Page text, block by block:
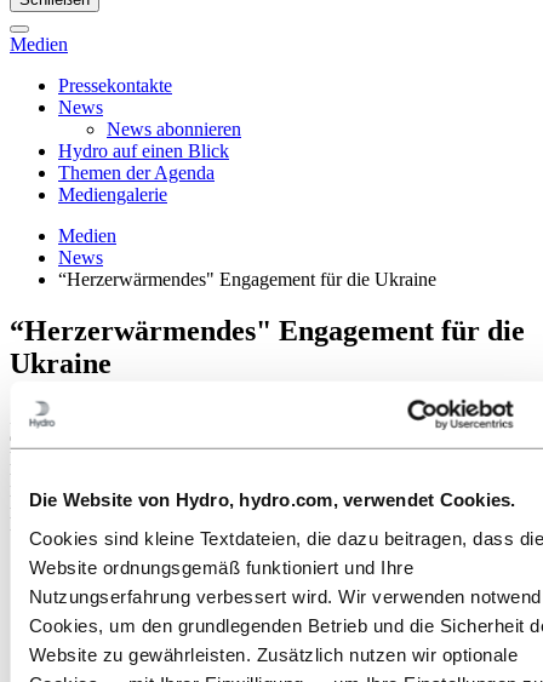
Die Website von Hydro, hydro.com, verwendet Cookies.
Cookies sind kleine Textdateien, die dazu beitragen, dass die
Website ordnungsgemäß funktioniert und Ihre
Nutzungserfahrung verbessert wird. Wir verwenden
Cookies, um den grundlegenden Betrieb und die Sicherheit
Website zu gewährleisten. Zusätzlich nutzen wir optionale
Medien
Pressekontakte
News
News abonnieren
Hydro auf einen Blick
Themen der Agenda
Mediengalerie
Medien
News
“Herzerwärmendes" Engagement für die Ukraine
“Herzerwärmendes" Engagement für die
Ukraine
„Die Bemühungen unserer Mitarbeiter, UNICEF bei der Hilfe für
die notleidenden Menschen in der Ukraine und in den
Nachbarländern zu unterstützen, sind sehr bewegend", sagt
President & CEO Hilde Merete Aasheim. UNICEF erhält von
Hydro 10 Millionen NOK zur Unterstützung von Familien und
Kindern, die vom Krieg in der Ukraine betroffen sind.